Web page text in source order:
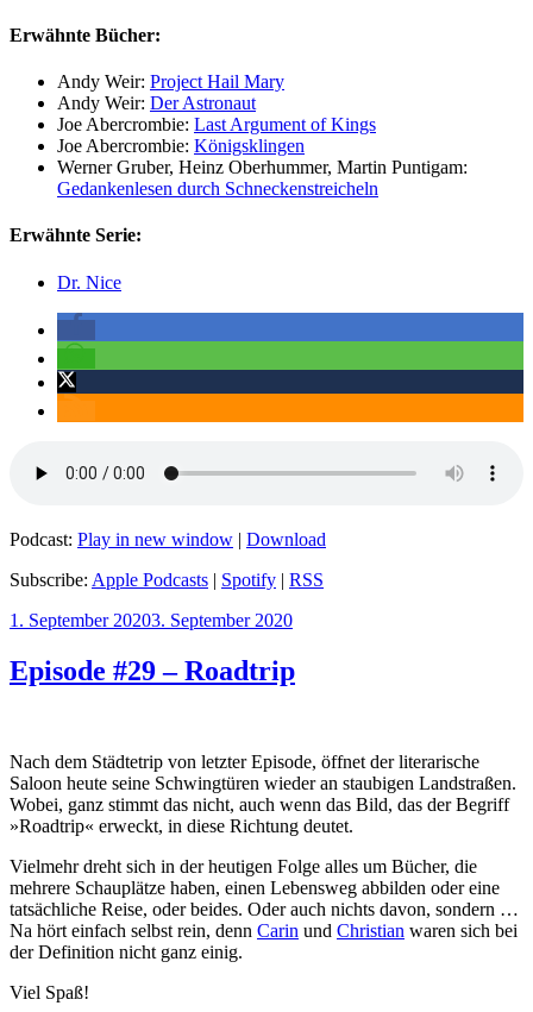
Erwähnte Bücher:
Andy Weir: Project Hail Mary
Andy Weir: Der Astronaut
Joe Abercrombie: Last Argument of Kings
Joe Abercrombie: Königsklingen
Werner Gruber, Heinz Oberhummer, Martin Puntigam:
Gedankenlesen durch Schneckenstreicheln
Erwähnte Serie:
Dr. Nice
Podcast: Play in new window | Download
Subscribe: Apple Podcasts | Spotify | RSS
Veröffentlicht
1. September 20203. September 2020
Episode #29 – Roadtrip
Nach dem Städtetrip von letzter Episode, öffnet der literarische
Saloon heute seine Schwingtüren wieder an staubigen Landstraßen.
Wobei, ganz stimmt das nicht, auch wenn das Bild, das der Begriff
»Roadtrip« erweckt, in diese Richtung deutet.
Vielmehr dreht sich in der heutigen Folge alles um Bücher, die
mehrere Schauplätze haben, einen Lebensweg abbilden oder eine
tatsächliche Reise, oder beides. Oder auch nichts davon, sondern …
Na hört einfach selbst rein, denn Carin und Christian waren sich bei
der Definition nicht ganz einig.
Viel Spaß!